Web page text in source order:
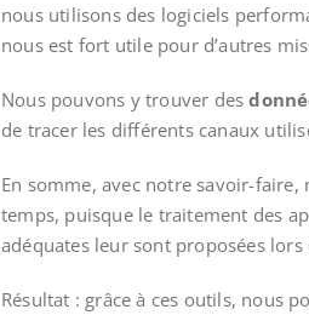
nous utilisons des logiciels
nous est fort utile pour d’autres
Nous pouvons y trouver des
de tracer les différents canaux
En somme, avec notre savoir-faire,
temps, puisque le traitement des
adéquates leur sont proposées
Résultat : grâce à ces outils, nous